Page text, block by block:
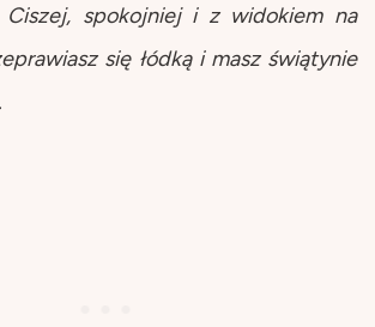
spokojniej i z widokiem na
się łódką i masz świątynie